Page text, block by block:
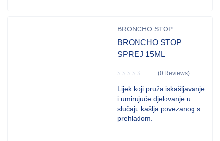
BRONCHO STOP
BRONCHO STOP
SPREJ 15ML
(0 Reviews)
Lijek koji pruža iskašljavanje
i umirujuće djelovanje u
slučaju kašlja povezanog s
prehladom.